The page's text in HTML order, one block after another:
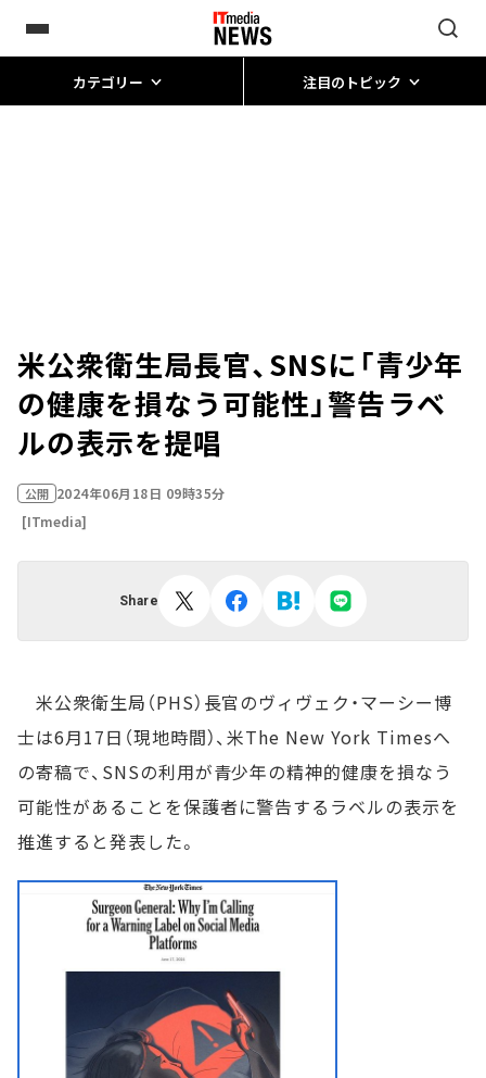
カテゴリー 注目のトピック
米公衆衛生局長官、SNSに「青少年
の健康を損なう可能性」警告ラベ
ルの表示を提唱
公開 2024年06月18日 09時35分
[ITmedia]
Share
米公衆衛生局（PHS）長官のヴィヴェク・マーシー博
士は6月17日（現地時間）、米The New York Timesへ
の寄稿で、SNSの利用が青少年の精神的健康を損なう
可能性があることを保護者に警告するラベルの表示を
推進すると発表した。